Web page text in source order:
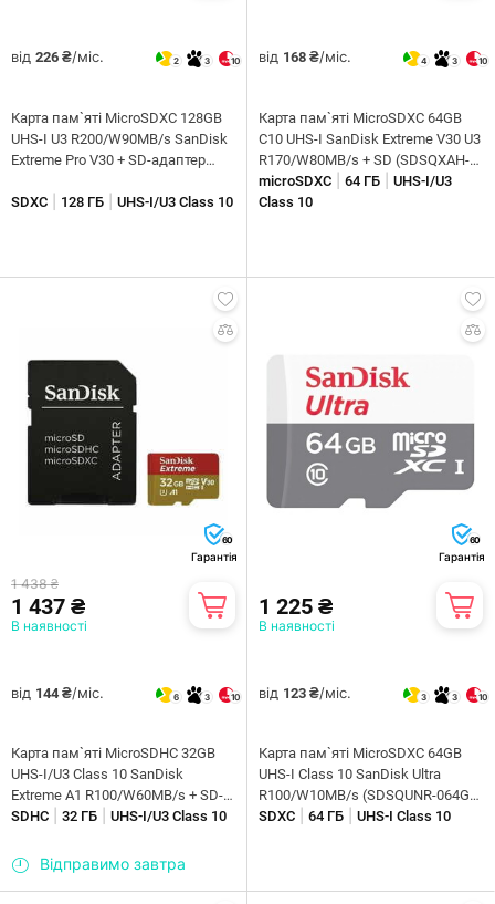
від 226 ₴/міс. 2 3 10
Карта пам`ятi MicroSDXC 128GB
UHS-I U3 R200/W90MB/s SanDisk
Extreme Pro V30 + SD-адаптер
SDXC
128 ГБ UHS-I/U3 Class 10
від 168 ₴/міс. 4 3 10
Карта пам`ятi MicroSDXC 64GB
C10 UHS-I SanDisk Extreme V30 U3
R170/W80MB/s + SD (SDSQXAH-
064G-GN6MA)
microSDXC 64 ГБ
UHS-I/U3
Class 10
60
Гарантія
1 438 ₴
1 437 ₴
В наявності
від 144 ₴/міс. 6 3 10
Карта пам`ятi MicroSDHC 32GB
UHS-I/U3 Class 10 SanDisk
Extreme A1 R100/W60MB/s + SD-
adapter (SDSQXAF-032G-GN6MA)
SDHC 32 ГБ UHS-I/U3 Class 10
Відправимо завтра
60
Гарантія
1 225 ₴
В наявності
від 123 ₴/міс. 3 3 10
Карта пам`яті MicroSDXC 64GB
UHS-I Class 10 SanDisk Ultra
R100/W10MB/s (SDSQUNR-064G-
GN3MN)
SDXC 64 ГБ UHS-I Class 10